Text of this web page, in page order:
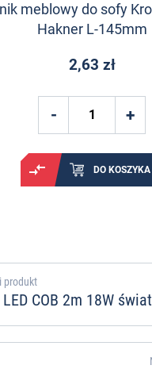
meblowy do sofy
Hakner L-145mm
2,63 zł
DO KOSZYKA
produkt
COB 2m 18W